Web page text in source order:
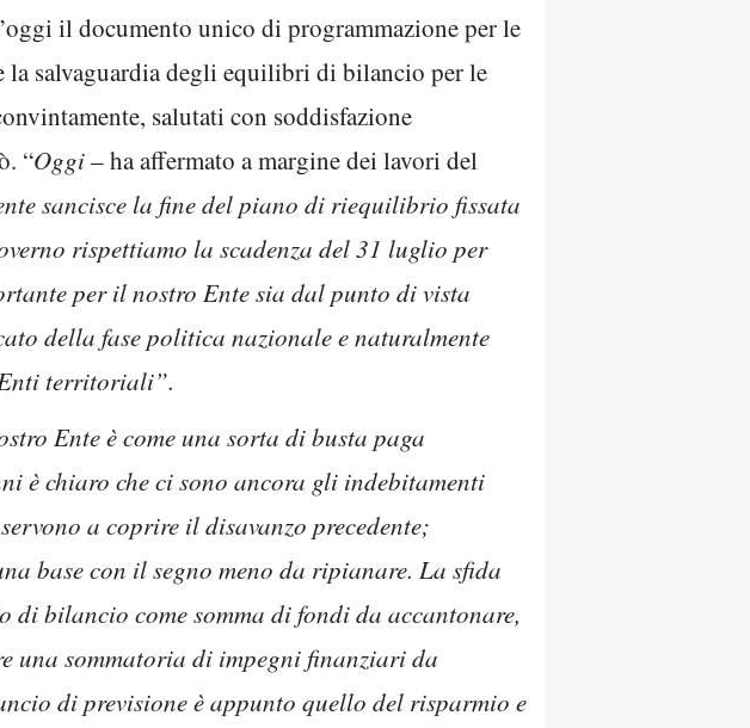
il documento unico di programmazione per le
salvaguardia degli equilibri di bilancio per le
salutati con soddisfazione
“Oggi– ha affermato a margine dei lavori del
sancisce la fine del piano di riequilibrio fissata
rispettiamo la scadenza del 31 luglio per
per il nostro Ente sia dal punto di vista
della fase politica nazionale e naturalmente
territoriali”.
Ente è come una sorta di busta paga
è chiaro che ci sono ancora gli indebitamenti
a coprire il disavanzo precedente;
base con il segno meno da ripianare. La sfida
bilancio come somma di fondi da accantonare,
una sommatoria di impegni finanziari da
di previsione è appunto quello del risparmio e